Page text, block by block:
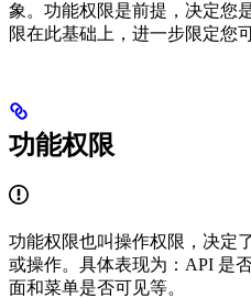
象。功能权限是前提，决定您
限在此基础上，进一步限定您
功能权限
功能权限也叫操作权限，决定
或操作。具体表现为：API 是
面和菜单是否可见等。